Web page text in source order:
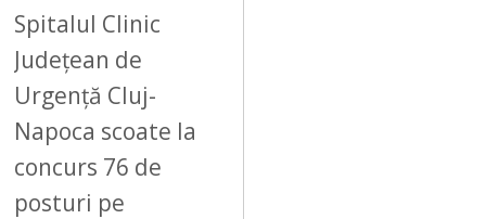
Spitalul Clinic
Județean de
Urgență Cluj-
Napoca scoate la
concurs 76 de
posturi pe